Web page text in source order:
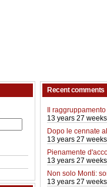
Recent comments
Il
13 years 27
Dopo le cennate
13 years 27
Pienamente
13 years 27
Non solo Monti:
13 years 27